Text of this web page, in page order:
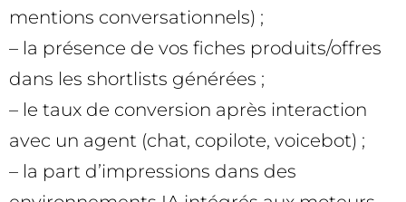
mentions conversationnels) ;
– la présence de vos fiches produits/offres
dans les shortlists générées ;
– le taux de conversion après interaction
avec un agent (chat, copilote, voicebot) ;
– la part d’impressions dans des